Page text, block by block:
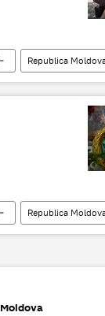
Republica
ouă roșii
Republica
Paște
Moldova